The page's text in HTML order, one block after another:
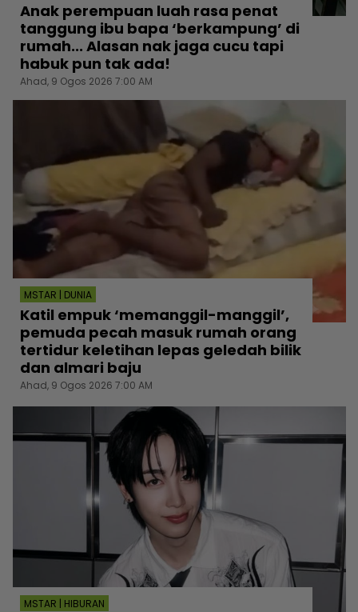
Anak perempuan luah rasa penat
tanggung ibu bapa ‘berkampung’ di
rumah... Alasan nak jaga cucu tapi
habuk pun tak ada!
Ahad, 9 Ogos 2026 7:00 AM
MSTAR | DUNIA
Katil empuk ‘memanggil-manggil’,
pemuda pecah masuk rumah orang
tertidur keletihan lepas geledah bilik
dan almari baju
Ahad, 9 Ogos 2026 7:00 AM
MSTAR | HIBURAN